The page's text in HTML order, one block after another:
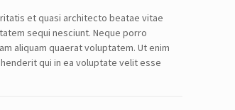
et quasi architecto beatae vitae
sequi nesciunt. Neque porro
aliquam quaerat voluptatem. Ut enim
qui in ea voluptate velit esse